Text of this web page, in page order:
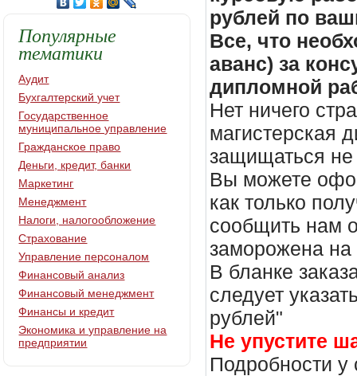
рублей по
Все, что
аванс) за
дипломной
Нет ничего
магистерская
защищаться не
Вы можете
как только
сообщить нам
заморожена
В бланке
следует
рублей"
Не упустите
Подробности
Популярные
тематики
Аудит
Бухгалтерский учет
Государственное
муниципальное управление
Гражданское право
Деньги, кредит, банки
Маркетинг
Менеджмент
Налоги, налогообложение
Страхование
Управление персоналом
Финансовый анализ
Финансовый менеджмент
Финансы и кредит
Экономика и управление на
предприятии